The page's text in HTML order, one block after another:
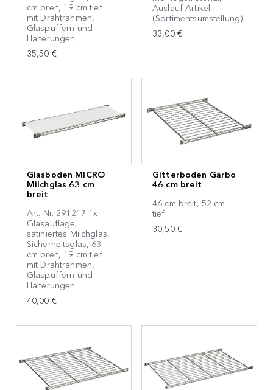
cm breit, 19 cm tief
mit Drahtrahmen,
Glaspuffern und
Halterungen
35,50 €
Auslauf-Artikel
(Sortimentsumstellung)
33,00 €
Glasboden MICRO
Milchglas 63 cm
breit
Art. Nr. 291217 1x
Glasauflage,
satiniertes Milchglas,
Sicherheitsglas, 63
cm breit, 19 cm tief
mit Drahtrahmen,
Glaspuffern und
Halterungen
40,00 €
Gitterboden Garbo
46 cm breit
46 cm breit, 52 cm
tief
30,50 €